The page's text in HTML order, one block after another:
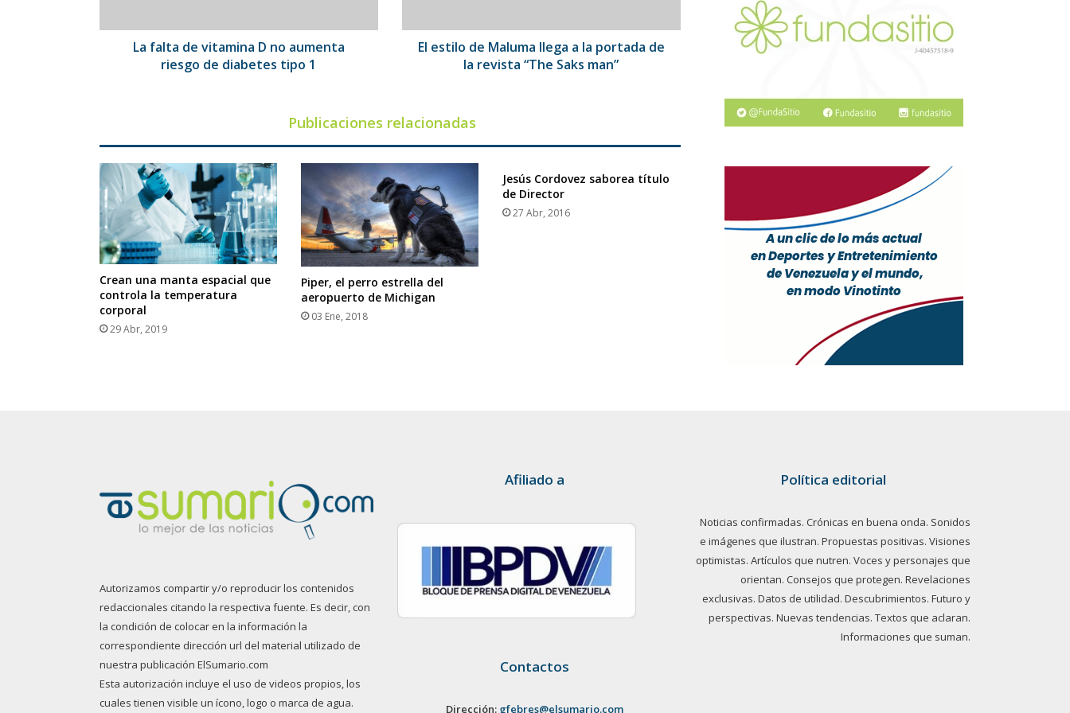
de
diabetesLa falta de vitamina D no aumenta
riesgo de diabetes tipo 1
de
El estilo de Maluma llega a la portada de
la revista “The Saks man”
Publicaciones relacionadas
Crean una manta espacial que
controla la temperatura
corporal
29 Abr, 2019
Piper, el perro estrella del
aeropuerto de Michigan
03 Ene, 2018
Jesús Cordovez saborea título
de Director
27 Abr, 2016
Autorizamos compartir y/o reproducir los contenidos
redaccionales citando la respectiva fuente. Es decir, con
la condición de colocar en la información la
correspondiente dirección url del material utilizado de
nuestra publicación ElSumario.com
Esta autorización incluye el uso de videos propios, los
cuales tienen visible un ícono, logo o marca de agua.
Afiliado a
Contactos
Dirección: gfebres@elsumario.com
Política editorial
Noticias confirmadas. Crónicas en buena onda. Sonidos
e imágenes que ilustran. Propuestas positivas. Visiones
optimistas. Artículos que nutren. Voces y personajes que
orientan. Consejos que protegen. Revelaciones
exclusivas. Datos de utilidad. Descubrimientos. Futuro y
perspectivas. Nuevas tendencias. Textos que aclaran.
Informaciones que suman.